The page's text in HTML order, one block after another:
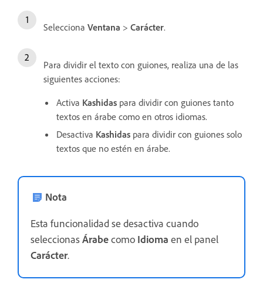
Selecciona Ventana > Carácter.
Para dividir el texto con guiones, realiza una de las
siguientes acciones:
Activa Kashidas para dividir con guiones tanto
textos en árabe como en otros idiomas.
Desactiva Kashidas para dividir con guiones solo
textos que no estén en árabe.
Nota
Esta funcionalidad se desactiva cuando
seleccionasÁrabecomo Idioma en el panel
Carácter.